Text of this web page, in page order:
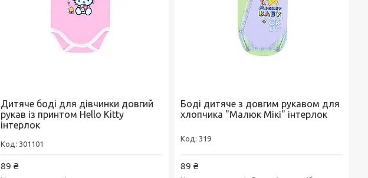
Дитяче боді для дівчинки довгий
рукав із принтом Hello Kitty
інтерлок
301101
89 ₴
Боді дитяче з довгим рукавом для
хлопчика "Малюк Мікі" інтерлок
319
89 ₴